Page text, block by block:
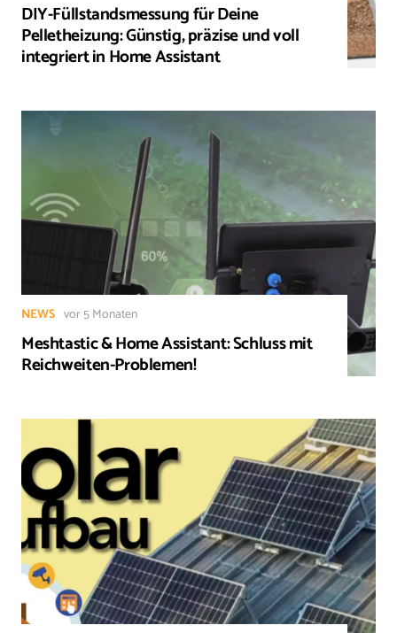
DIY-Füllstandsmessung für Deine
Pelletheizung: Günstig, präzise und voll
integriert in Home Assistant
NEWS vor 5 Monaten
Meshtastic & Home Assistant: Schluss mit
Reichweiten-Problemen!